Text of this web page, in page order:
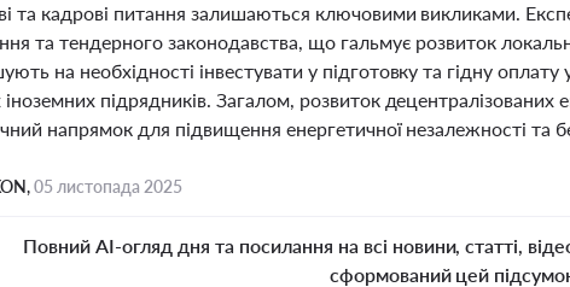
та кадрові питання залишаються ключовими викликами.
та тендерного законодавства, що гальмує розвиток
на необхідності інвестувати у підготовку та гідну оплату
підрядників. Загалом, розвиток децентралізованих
напрямок для підвищення енергетичної незалежності та
05 листопада 2025
Повний AI-огляд дня та посилання на всі новини, статті,
сформований цей